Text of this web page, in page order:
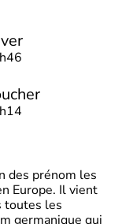
des prénom les
Europe. Il vient
toutes les
germanique qui